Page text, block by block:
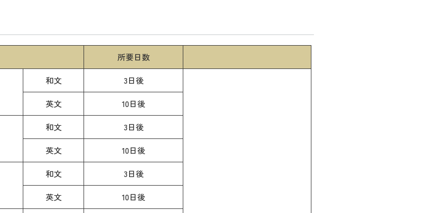
所要日数
和文 3日後
英文 10日後
和文
3日後
英文
10日後
和文
3日後
英文
10日後